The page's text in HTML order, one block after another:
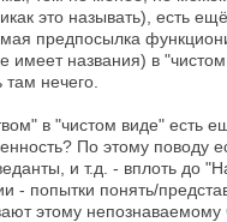
это называть), есть
предпосылка
имеет названия) в
там нечего.
в "чистом виде" есть
По этому поводу
и т.д. - вплоть до
- попытки понять/
этому непознаваемому